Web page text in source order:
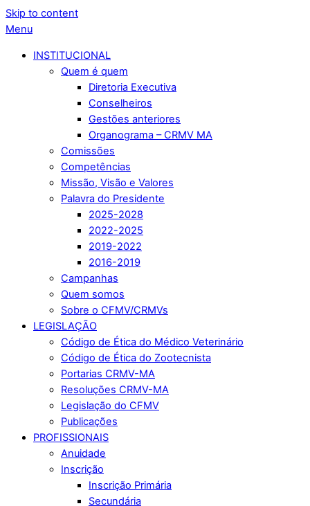
Skip to content
Menu
INSTITUCIONAL
Quem é quem
Diretoria Executiva
Conselheiros
Gestões anteriores
Organograma – CRMV MA
Comissões
Competências
Missão, Visão e Valores
Palavra do Presidente
2025-2028
2022-2025
2019-2022
2016-2019
Campanhas
Quem somos
Sobre o CFMV/CRMVs
LEGISLAÇÃO
Código de Ética do Médico Veterinário
Código de Ética do Zootecnista
Portarias CRMV-MA
Resoluções CRMV-MA
Legislação do CFMV
Publicações
PROFISSIONAIS
Anuidade
Inscrição
Inscrição Primária
Secundária